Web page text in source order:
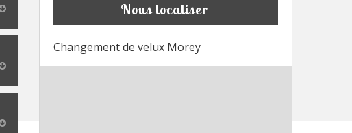
Nous localiser
Changement de velux Morey